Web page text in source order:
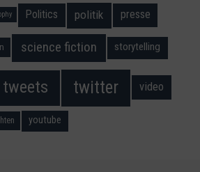
Politics politik presse
science fiction storytelling
tweets twitter video
youtube